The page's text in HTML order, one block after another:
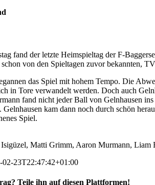
fand der letzte Heimspieltag der F-
von den Spieltagen zuvor bekannten,
das Spiel mit hohem Tempo. Die
in Tore verwandelt werden. Doch auch
fand nicht jeder Ball von Gelnhausen
Gelnhausen kam dann noch durch schön
Spiel.
Matti Grimm, Aaron Murmann, Liam
02-23T22:47:42+01:00
Teile ihn auf diesen Plattformen!